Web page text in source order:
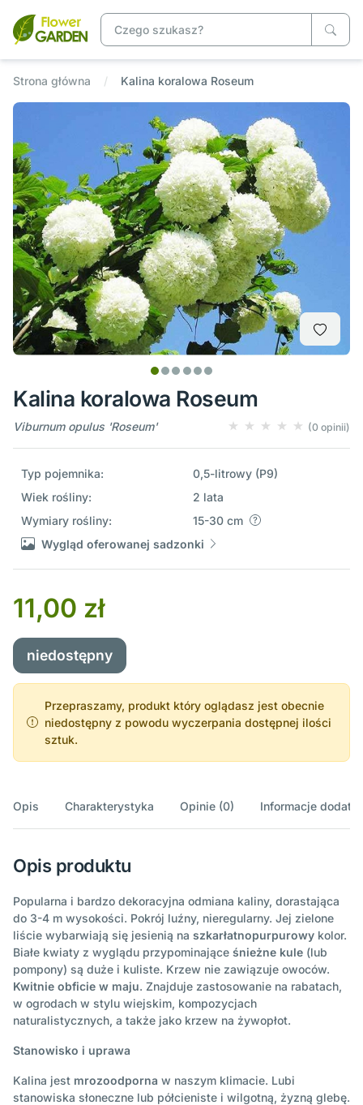
Strona główna Kalina koralowa Roseum
Kalina koralowa Roseum
Viburnum opulus 'Roseum' (0 opinii)
Typ pojemnika:
0,5-litrowy (P9)
Wiek rośliny:
2 lata
Wymiary rośliny:
15-30 cm
Wygląd oferowanej sadzonki
11,00 zł
niedostępny
Przepraszamy, produkt który oglądasz jest obecnie
niedostępny z powodu wyczerpania dostępnej ilości
sztuk.
Opis Charakterystyka Opinie (0) Informacje
Opis produktu
Popularna i bardzo dekoracyjna odmiana kaliny, dorastająca
do 3-4 m wysokości. Pokrój luźny, nieregularny. Jej zielone
liście wybarwiają się jesienią na szkarłatnopurpurowy kolor.
Białe kwiaty z wyglądu przypominające śnieżne kule (lub
pompony) są duże i kuliste. Krzew nie zawiązuje owoców.
Kwitnie obficie w maju. Znajduje zastosowanie na rabatach,
w ogrodach w stylu wiejskim, kompozycjach
naturalistycznych, a także jako krzew na żywopłot.
Stanowisko i uprawa
Kalina jest mrozoodporna w naszym klimacie. Lubi
stanowiska słoneczne lub półcieniste i wilgotną, żyzną glebę.